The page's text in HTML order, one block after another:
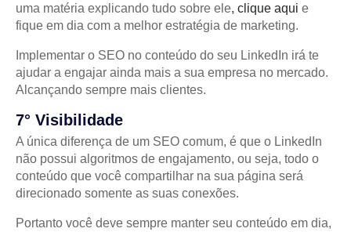
uma matéria explicando tudo sobre ele, clique aqui e
fique em dia com a melhor estratégia de marketing.
Implementar o SEO no conteúdo do seu LinkedIn irá te
ajudar a engajar ainda mais a sua empresa no mercado.
Alcançando sempre mais clientes.
7° Visibilidade
A única diferença de um SEO comum, é que o LinkedIn
não possui algoritmos de engajamento, ou seja, todo o
conteúdo que você compartilhar na sua página será
direcionado somente as suas conexões.
Portanto você deve sempre manter seu conteúdo em dia,